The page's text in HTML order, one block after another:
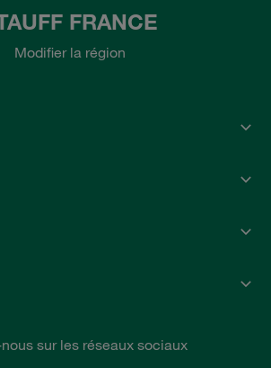
FRANCE
Modifier la région
sur les réseaux sociaux